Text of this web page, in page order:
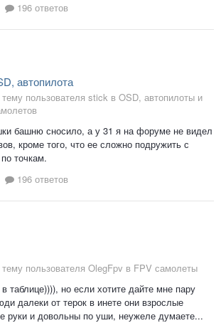
196 ответов
автопилота
пользователя stick в OSD, автопилоты и
башню сносило, а у 31 я на форуме не видел
кроме того, что ее сложно подружить с
точкам.
196 ответов
пользователя OlegFpv в FPV самолеты
таблице)))), но если хотите дайте мне пару
далеки от терок в инете они взрослые
руки и довольны по уши, неужеле думаете...